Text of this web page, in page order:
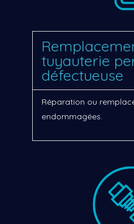
tuyauterie
défectueuse
Réparation ou
endommagées.